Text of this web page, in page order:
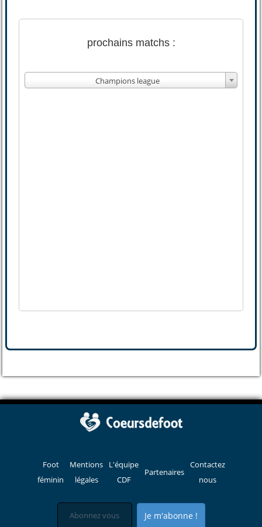
prochains matchs :
Champions league
Foot
féminin
Mentions
légales
L'équipe
CDF
Partenaires
Contactez
nous
Je m'abonne !